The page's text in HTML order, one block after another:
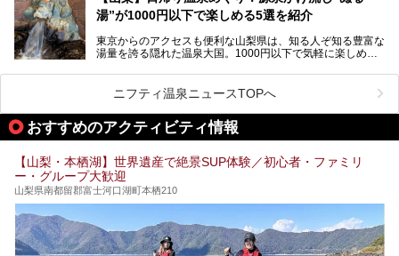
この記事は株式会社湯ーとぴあのPRレポート記事です。
はもちろん、絶景や地元食材を活かしたグルメも堪能できま
す。
します。
湯”が1000円以下で楽しめる5選を紹介
東京からのアクセスも便利な山梨県は、知る人ぞ知る豊富な
湯量を誇る隠れた温泉大国。1000円以下で気軽に楽しめ
も、これからの季節に嬉しい、じんわりと体の芯まで温ま
る“ぬる湯”が豊富なのも魅力。今回は、湯質も抜群で心ゆく
までリラックスできる山梨のお得な日帰り温泉を、実際体験
した感想と共に紹介します。
※ぬる湯とは35℃～39℃程度の体温に近いぬるめ温泉のこ
ニフティ温泉ニュースTOPへ
おすすめのアクティビティ情報
【山梨・本栖湖】世界遺産で絶景SUP体験／初心者・ファミリ
ー・グループ大歓迎
山梨県南都留郡富士河口湖町本栖210